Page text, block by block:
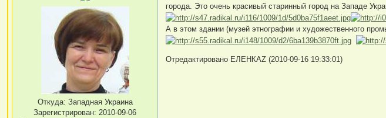
Откуда: Западная Украина
Зарегистрирован: 2010-09-06
города. Это очень красивый старинный город на Западе
А в этом здании (музей этнографии и художественного
Отредактировано ЕЛЕНКАZ (2010-09-16 19:33:01)